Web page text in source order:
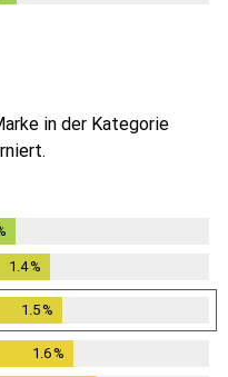
in der Kategorie
1.4%
1.5%
1.6%